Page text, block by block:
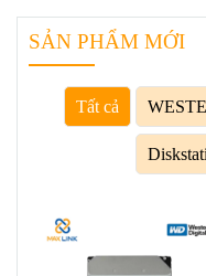
SẢN PHẨM MỚI
Tất cả